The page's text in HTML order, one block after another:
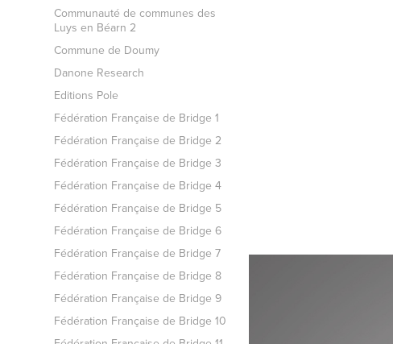
Communauté de communes des
Luys en Béarn 2
Commune de Doumy
Danone Research
Editions Pole
Fédération Française de Bridge 1
Fédération Française de Bridge 2
Fédération Française de Bridge 3
Fédération Française de Bridge 4
Fédération Française de Bridge 5
Fédération Française de Bridge 6
Fédération Française de Bridge 7
Fédération Française de Bridge 8
Fédération Française de Bridge 9
Fédération Française de Bridge 10